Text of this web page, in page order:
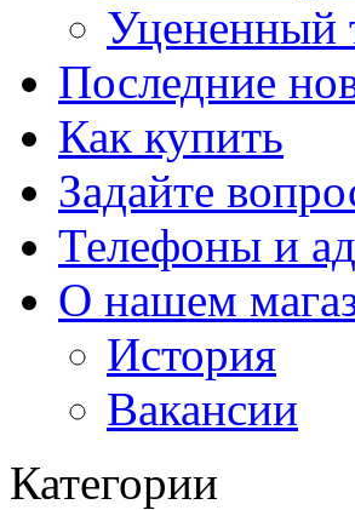
Уцененный
Последние
Как купить
Задайте
Телефоны и
О нашем
История
Вакансии
Категории